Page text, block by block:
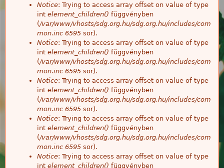
Notice: Trying to access array offset on value of type
int element_children() függvényben
(/var/www/vhosts/sdg.org.hu/sdg.org.hu/includes/com
mon.inc 6595 sor).
Notice: Trying to access array offset on value of type
int element_children() függvényben
(/var/www/vhosts/sdg.org.hu/sdg.org.hu/includes/com
mon.inc 6595 sor).
Notice: Trying to access array offset on value of type
int element_children() függvényben
(/var/www/vhosts/sdg.org.hu/sdg.org.hu/includes/com
mon.inc 6595 sor).
Notice: Trying to access array offset on value of type
int element_children() függvényben
(/var/www/vhosts/sdg.org.hu/sdg.org.hu/includes/com
mon.inc 6595 sor).
Notice: Trying to access array offset on value of type
int element_children() függvényben